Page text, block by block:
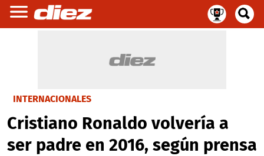
INTERNACIONALES
Cristiano Ronaldo volvería a
ser padre en 2016, según prensa